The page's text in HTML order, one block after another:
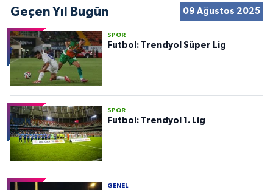
Geçen Yıl Bugün 09 Ağustos 2025
SPOR
Futbol: Trendyol Süper Lig
SPOR
Futbol: Trendyol 1. Lig
GENEL